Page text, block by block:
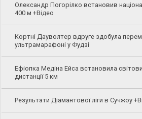
Олександр Погорілко встановив
400 м +Відео
Кортні Дауволтер вдруге здобула
ультрамарафоні у Фудзі
Ефіопка Медіна Ейса встановила
дистанції 5 км
Результати Діамантової ліги в Сучжоу